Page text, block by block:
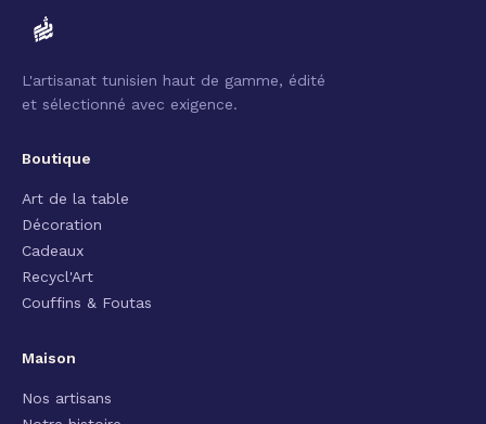
L'artisanat tunisien haut de gamme, édité
et sélectionné avec exigence.
Boutique
Art de la table
Décoration
Cadeaux
Recycl'Art
Couffins & Foutas
Maison
Nos artisans